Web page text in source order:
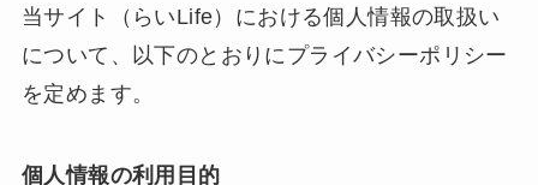
当サイト（らいLife）における個人情報の取扱い
について、以下のとおりにプライバシーポリシー
を定めます。
個人情報の利用目的